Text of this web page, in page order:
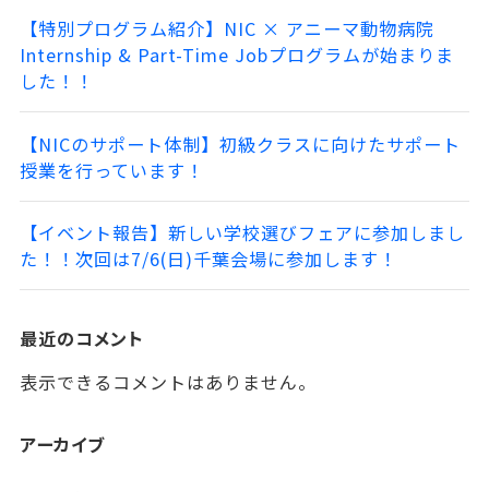
【特別プログラム紹介】NIC × アニーマ動物病院
Internship & Part-Time Jobプログラムが始まりま
した！！
【NICのサポート体制】初級クラスに向けたサポート
授業を行っています！
【イベント報告】新しい学校選びフェアに参加しまし
た！！次回は7/6(日)千葉会場に参加します！
最近のコメント
表示できるコメントはありません。
アーカイブ